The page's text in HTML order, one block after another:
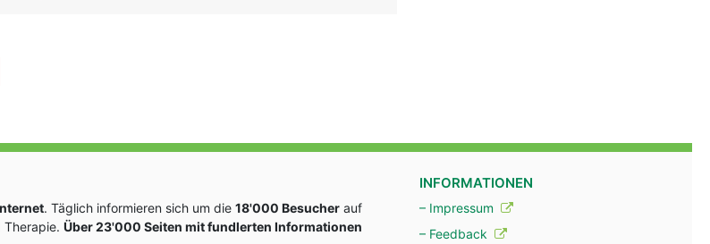
. Täglich informieren sich um die 18'000 Besucher auf
Therapie. Über 23'000 Seiten mit fundlerten Informationen
INFORMATIONEN
– Impressum
– Feedback